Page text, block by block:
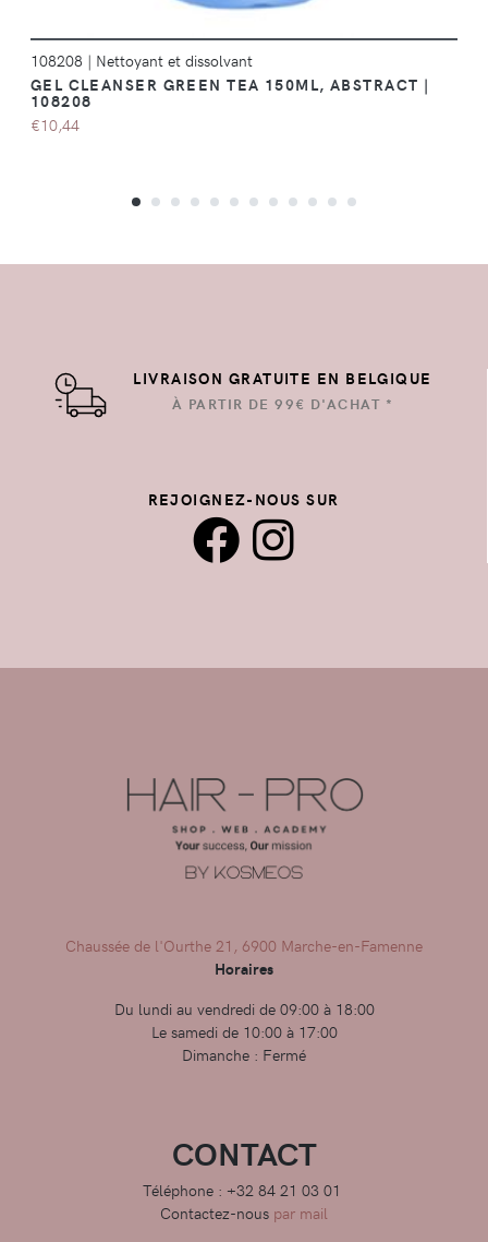
108208 | Nettoyant et dissolvant
GEL CLEANSER GREEN TEA 150ML, ABSTRACT |
108208
€10,44
LIVRAISON GRATUITE EN BELGIQUE
À PARTIR DE 99€ D'ACHAT *
REJOIGNEZ-NOUS SUR
Chaussée de l'Ourthe 21, 6900 Marche-en-Famenne
Horaires
Du lundi au vendredi de 09:00 à 18:00
Le samedi de 10:00 à 17:00
Dimanche : Fermé
CONTACT
Téléphone : +32 84 21 03 01
Contactez-nous par mail